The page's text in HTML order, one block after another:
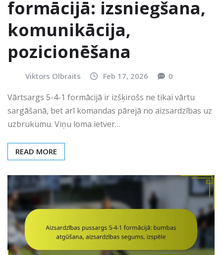
formācijā: izsniegšana,
komunikācija,
pozicionēšana
Viktors Olbraits Feb 17, 2026 0
Vārtsargs 5-4-1 formācijā ir izšķirošs ne tikai vārtu
sargāšanā, bet arī komandas pārejā no aizsardzības uz
uzbrukumu. Viņu loma ietver…
READ MORE